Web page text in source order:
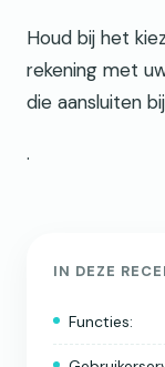
Houd bij het
rekening met
die aansluiten
.
IN DEZE
Functies: